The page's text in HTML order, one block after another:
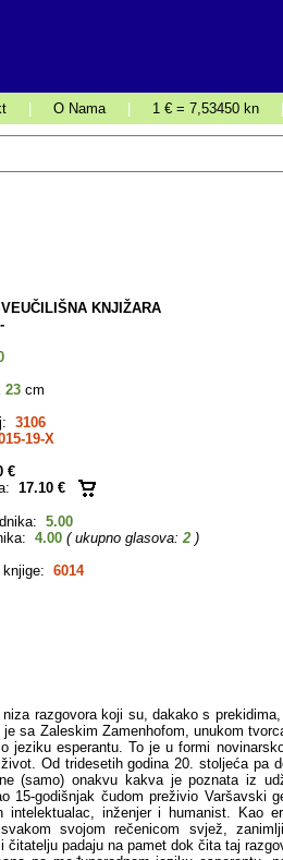
O Nama 1 € = 7,53450 kn
KNJIŽARA
23 cm
3106
19-X
€
17.10 €
5.00
4.00 ( ukupno glasova:2 )
knjige: 6014
razgovora koji su, dakako s
sa Zaleskim Zamenhofom, unukom
jeziku esperantu. To je u formi
Od tridesetih godina 20. stoljeća pa
(samo) onakvu kakva je poznata iz
15-godišnjak čudom preživio Varšavski
intelektualac, inženjer i humanist. Kao
svojom rečenicom svjež,
padaju na pamet dok čita taj